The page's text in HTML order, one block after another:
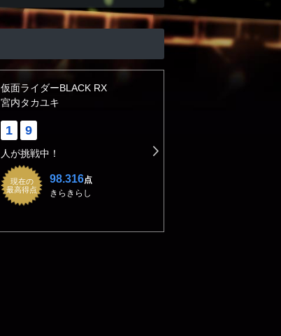
仮面ライダーBLACK RX
宮内タカユキ
1 9
人が挑戦中！
現在の
最高得点
98.316点
きらきらし